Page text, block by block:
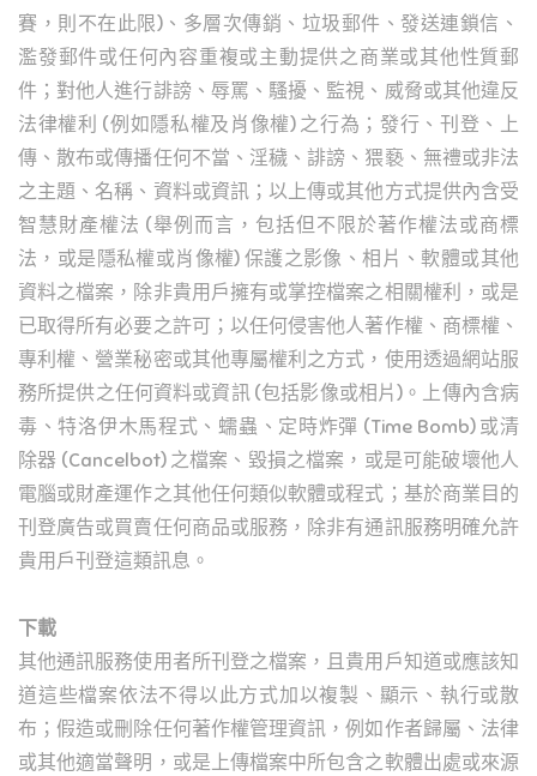
賽，則不在此限)、多層次傳銷、垃圾郵件、發送連鎖信、
濫發郵件或任何內容重複或主動提供之商業或其他性質郵
件；對他人進行誹謗、辱罵、騷擾、監視、威脅或其他違反
法律權利 (例如隱私權及肖像權) 之行為；發行、刊登、上
傳、散布或傳播任何不當、淫穢、誹謗、猥褻、無禮或非法
之主題、名稱、資料或資訊；以上傳或其他方式提供內含受
智慧財產權法 (舉例而言，包括但不限於著作權法或商標
法，或是隱私權或肖像權) 保護之影像、相片、軟體或其他
資料之檔案，除非貴用戶擁有或掌控檔案之相關權利，或是
已取得所有必要之許可；以任何侵害他人著作權、商標權、
專利權、營業秘密或其他專屬權利之方式，使用透過網站服
務所提供之任何資料或資訊 (包括影像或相片)。上傳內含病
毒、特洛伊木馬程式、蠕蟲、定時炸彈 (Time Bomb) 或清
除器 (Cancelbot) 之檔案、毀損之檔案，或是可能破壞他人
電腦或財產運作之其他任何類似軟體或程式；基於商業目的
刊登廣告或買賣任何商品或服務，除非有通訊服務明確允許
貴用戶刊登這類訊息。
下載
其他通訊服務使用者所刊登之檔案，且貴用戶知道或應該知
道這些檔案依法不得以此方式加以複製、顯示、執行或散
布；假造或刪除任何著作權管理資訊，例如作者歸屬、法律
或其他適當聲明，或是上傳檔案中所包含之軟體出處或來源